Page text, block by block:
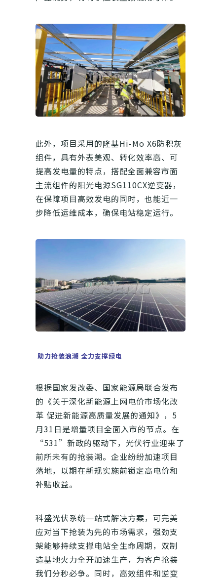
此外，项目采用的隆基Hi-Mo X6防积灰
组件，具有外表美观、转化效率高、可
提高发电量的特点，搭配全面兼容市面
主流组件的阳光电源SG110CX逆变器，
在保障项目高效发电的同时，也能近一
步降低运维成本，确保电站稳定运行。
助力抢装浪潮 全力支撑绿电
根据国家发改委、国家能源局联合发布
的《关于深化新能源上网电价市场化改
革 促进新能源高质量发展的通知》，5
月31日是增量项目全面入市的节点。在
“531”新政的驱动下，光伏行业迎来了
前所未有的抢装潮。企业纷纷加速项目
落地，以期在新规实施前锁定高电价和
补贴收益。
科盛光伏系统一站式解决方案，可完美
应对当下抢装为先的市场需求，强劲支
架能够持续支撑电站全生命周期，双制
造基地火力全开加速生产，为客户抢装
我们分秒必争。同时，高效组件和逆变